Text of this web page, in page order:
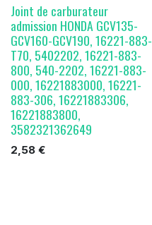
Joint de carburateur
admission HONDA GCV135-
GCV160-GCV190, 16221-883-
T70, 5402202, 16221-883-
800, 540-2202, 16221-883-
000, 16221883000, 16221-
883-306, 16221883306,
16221883800,
3582321362649
2,58 €